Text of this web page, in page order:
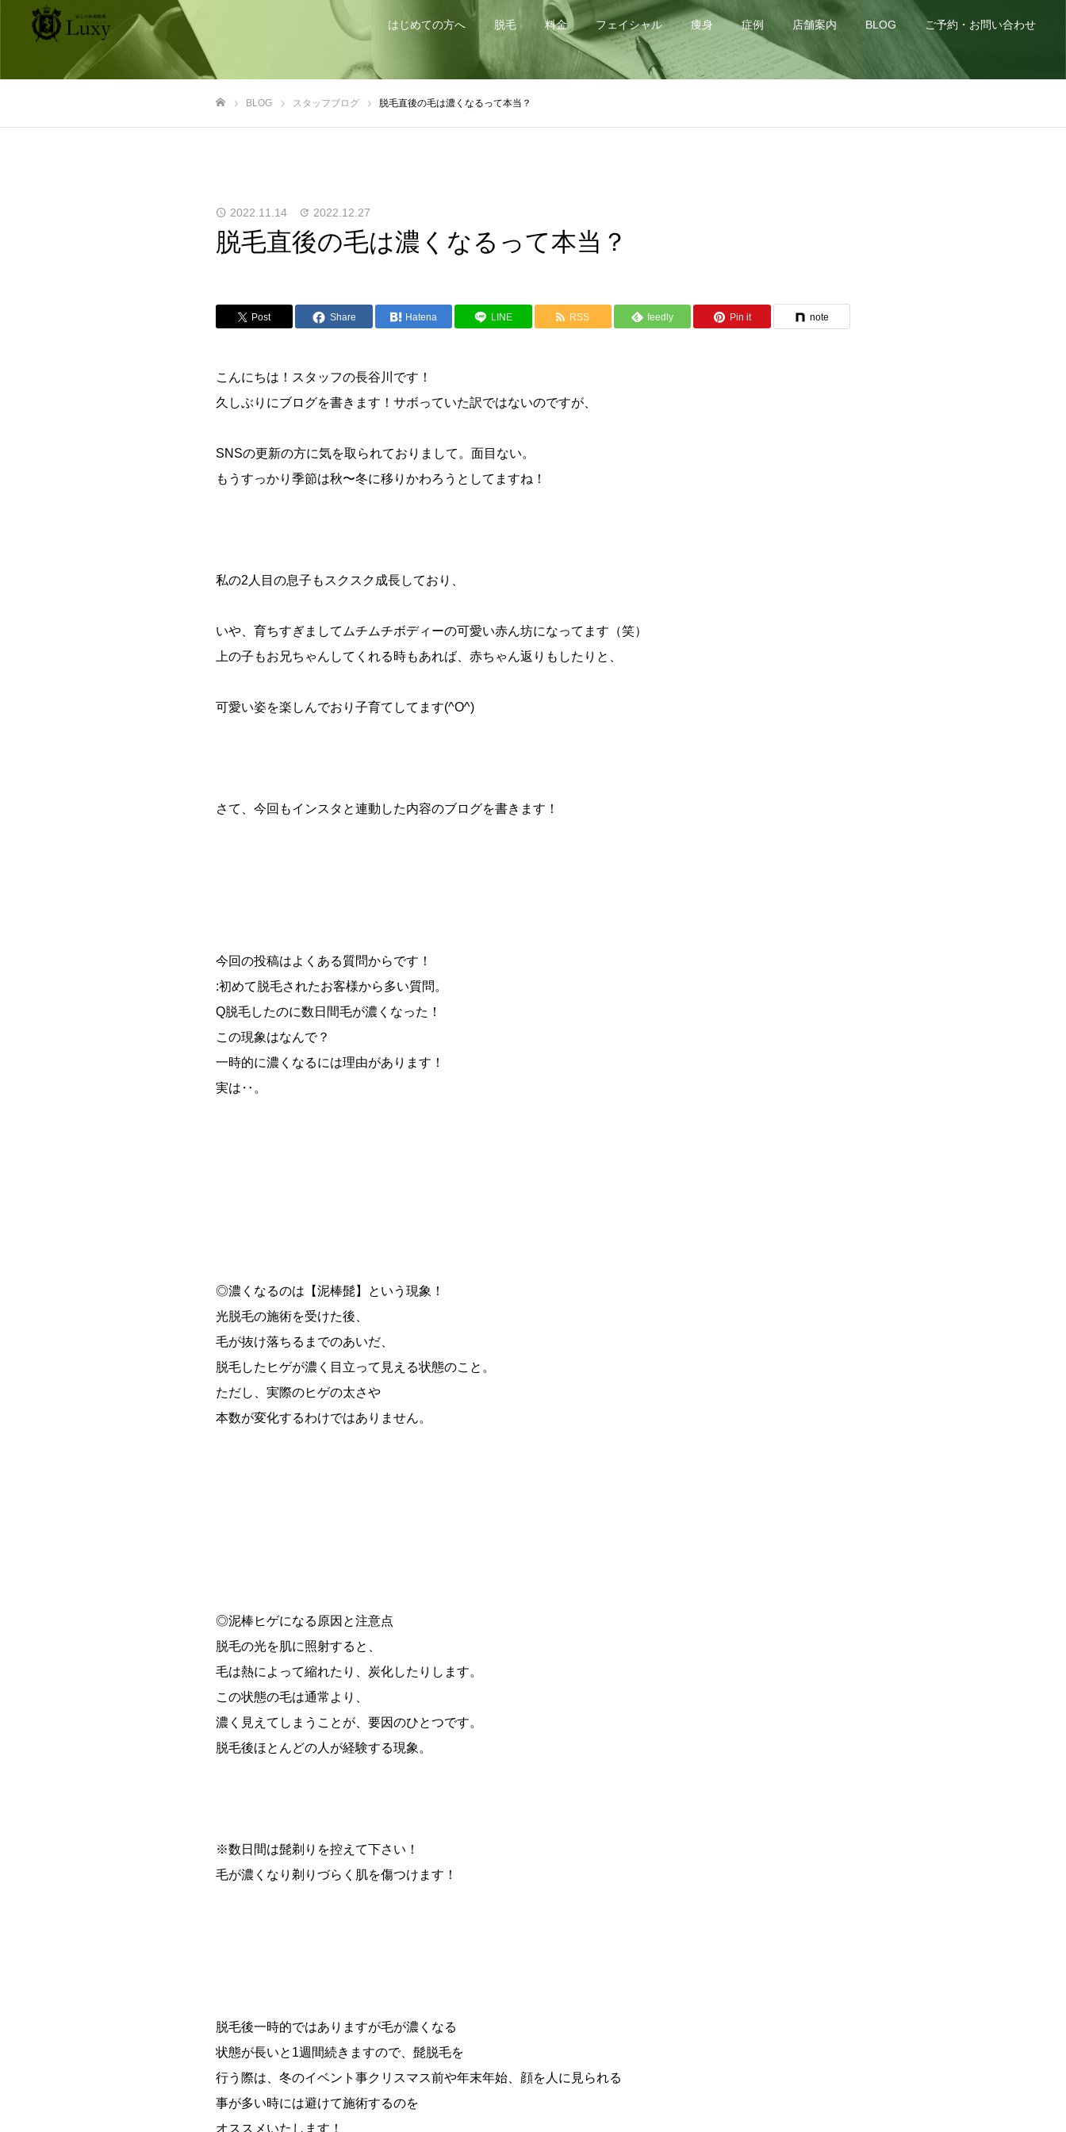
はじめての方へ 脱毛 料金 フェイシャル 痩身 症例 店舗案内 BLOG ご予約・お問い合わせ
BLOG スタッフブログ 脱毛直後の毛は濃くなるって本当？
2022.11.14 2022.12.27
脱毛直後の毛は濃くなるって本当？
Post Share Hatena LINE RSS feedly Pin it note
こんにちは！スタッフの長谷川です！
久しぶりにブログを書きます！サボっていた訳ではないのですが、
SNSの更新の方に気を取られておりまして。面目ない。
もうすっかり季節は秋〜冬に移りかわろうとしてますね！
私の2人目の息子もスクスク成長しており、
いや、育ちすぎましてムチムチボディーの可愛い赤ん坊になってます（笑）
上の子もお兄ちゃんしてくれる時もあれば、赤ちゃん返りもしたりと、
可愛い姿を楽しんでおり子育てしてます(^O^)
さて、今回もインスタと連動した内容のブログを書きます！
今回の投稿はよくある質問からです！
:初めて脱毛されたお客様から多い質問。
Q脱毛したのに数日間毛が濃くなった！
この現象はなんで？
一時的に濃くなるには理由があります！
実は‥。
◎濃くなるのは【泥棒髭】という現象！
光脱毛の施術を受けた後、
毛が抜け落ちるまでのあいだ、
脱毛したヒゲが濃く目立って見える状態のこと。
ただし、実際のヒゲの太さや
本数が変化するわけではありません。
◎泥棒ヒゲになる原因と注意点
脱毛の光を肌に照射すると、
毛は熱によって縮れたり、炭化したりします。
この状態の毛は通常より、
濃く見えてしまうことが、要因のひとつです。
脱毛後ほとんどの人が経験する現象。
※数日間は髭剃りを控えて下さい！
毛が濃くなり剃りづらく肌を傷つけます！
脱毛後一時的ではありますが毛が濃くなる
状態が長いと1週間続きますので、髭脱毛を
行う際は、冬のイベント事クリスマス前や年末年始、顔を人に見られる
事が多い時には避けて施術するのを
オススメいたします！